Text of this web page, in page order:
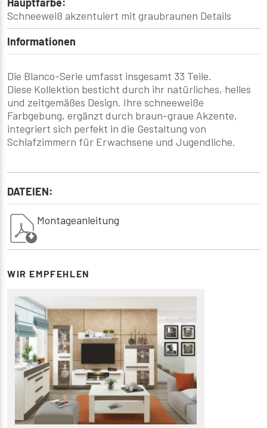
Hauptfarbe:
Schneeweiß akzentuiert mit graubraunen Details
Informationen
Die Blanco-Serie umfasst insgesamt 33 Teile.
Diese Kollektion besticht durch ihr natürliches, helles
und zeitgemäßes Design. Ihre schneeweiße
Farbgebung, ergänzt durch braun-graue Akzente,
integriert sich perfekt in die Gestaltung von
Schlafzimmern für Erwachsene und Jugendliche.
DATEIEN:
Montageanleitung
WIR EMPFEHLEN